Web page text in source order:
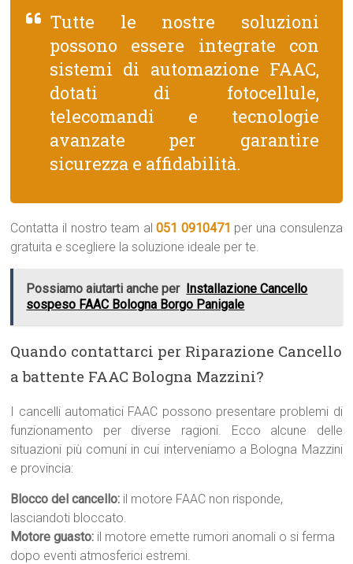
Tutte le nostre soluzioni
possono essere integrate con
sistemi di automazione FAAC,
dotati di fotocellule,
telecomandi e tecnologie
avanzate per garantire
sicurezza e affidabilità.
Contatta il nostro team al051 0910471 per una consulenza
gratuita e scegliere la soluzione ideale per te.
Possiamo aiutarti anche per Installazione Cancello
sospeso FAAC Bologna Borgo Panigale
Quando contattarci per Riparazione Cancello
a battente FAAC Bologna Mazzini?
I cancelli automatici FAAC possono presentare problemi di
funzionamento per diverse ragioni. Ecco alcune delle
situazioni più comuni in cui interveniamo a Bologna Mazzini
e provincia:
Blocco del cancello: il motore FAAC non risponde,
lasciandoti bloccato.
Motore guasto: il motore emette rumori anomali o si ferma
dopo eventi atmosferici estremi.